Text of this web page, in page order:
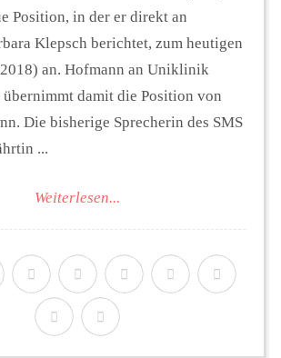
Position, in der er direkt an
Klepsch berichtet, zum heutigen
an. Hofmann an Uniklinik
übernimmt damit die Position von
Die bisherige Sprecherin des SMS
...
Weiterlesen...